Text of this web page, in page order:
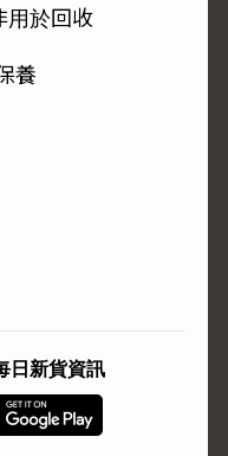
用於回收
養
日新貨資訊